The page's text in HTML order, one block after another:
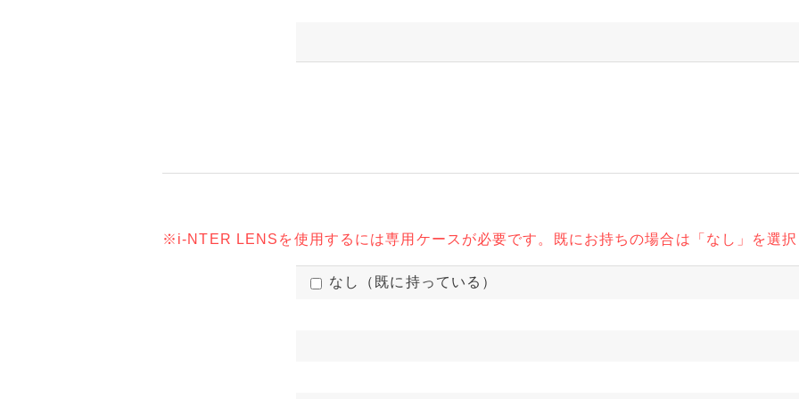
※i-NTER LENSを使用するには専用ケースが必要です。既にお持ちの場合は「なし」を選択
なし（既に持っている）